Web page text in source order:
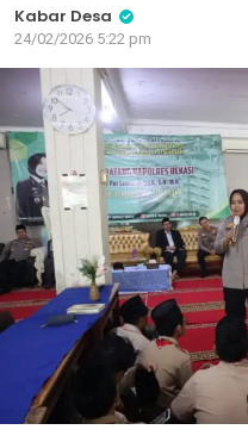
Kabar Desa
24/02/2026 5:22 pm